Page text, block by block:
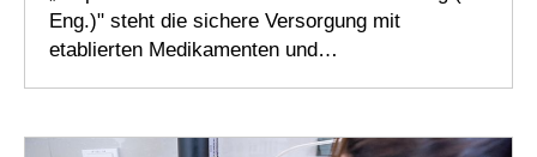
Eng.)" steht die sichere Versorgung mit
etablierten Medikamenten und…